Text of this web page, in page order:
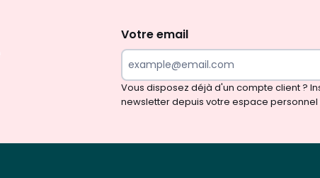
et
de
surprises?
Votre email
Vous disposez déjà d'un compte client ?
newsletter depuis votre espace personnel